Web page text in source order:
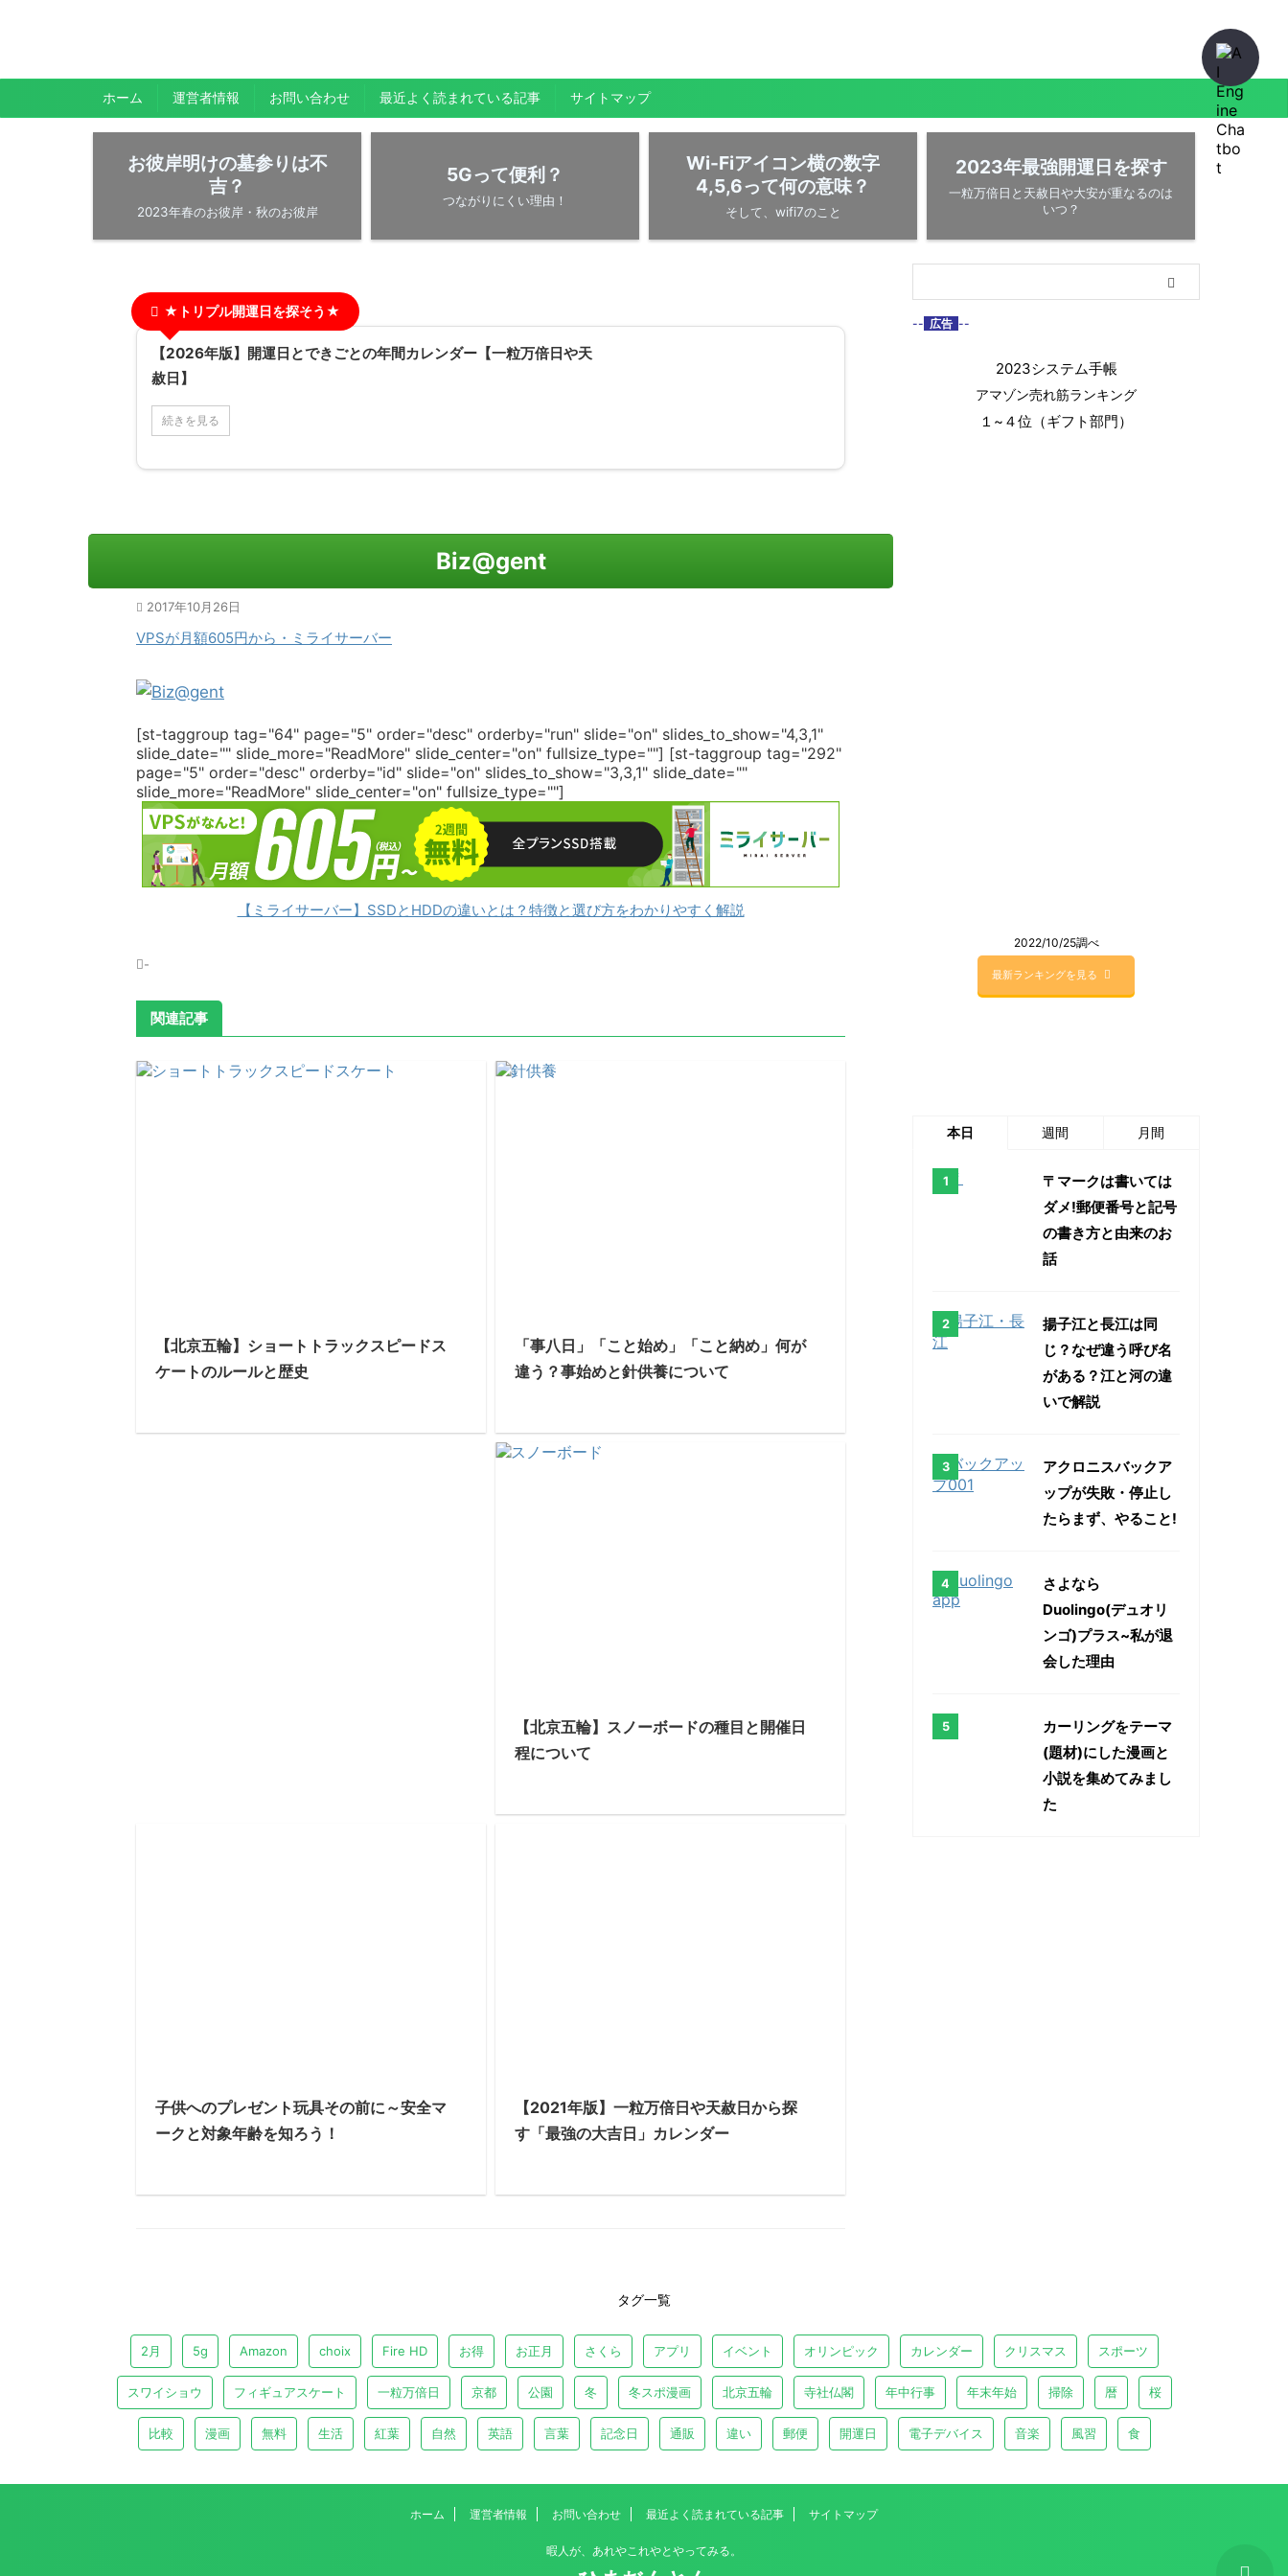
ホーム 運営者情報 お問い合わせ 最近よく読まれている記事 サイトマップ
お彼岸明けの墓参りは不
吉？
2023年春のお彼岸・秋のお彼岸
5Gって便利？
つながりにくい理由！
Wi-Fiアイコン横の数字
4,5,6って何の意味？
そして、wifi7のこと
2023年最強開運日を探す
一粒万倍日と天赦日や大安が重なるのは
いつ？
★トリプル開運日を探そう★
【2026年版】開運日とできごとの年間カレンダー【一粒万倍日や天
赦日】
続きを見る
Biz@gent
2017年10月26日
VPSが月額605円から・ミライサーバー
[st-taggroup tag="64" page="5" order="desc" orderby="run" slide="on" slides_to_show="4,3,1"
slide_date="" slide_more="ReadMore" slide_center="on" fullsize_type=""] [st-taggroup tag="292"
page="5" order="desc" orderby="id" slide="on" slides_to_show="3,3,1" slide_date=""
slide_more="ReadMore" slide_center="on" fullsize_type=""]
【ミライサーバー】SSDとHDDの違いとは？特徴と選び方をわかりやすく解説
-
関連記事
【北京五輪】ショートトラックスピードス
ケートのルールと歴史
「事八日」「こと始め」「こと納め」何が
違う？事始めと針供養について
【北京五輪】スノーボードの種目と開催日
程について
子供へのプレゼント玩具その前に～安全マ
ークと対象年齢を知ろう！
【2021年版】一粒万倍日や天赦日から探
す「最強の大吉日」カレンダー
-- 広告 --
2023システム手帳
アマゾン売れ筋ランキング
１~４位（ギフト部門）
2022/10/25調べ
最新ランキングを見る
本日 週間 月間
〒マークは書いては
ダメ!郵便番号と記号
の書き方と由来のお
話
揚子江と長江は同
じ？なぜ違う呼び名
がある？江と河の違
いで解説
アクロニスバックア
ップが失敗・停止し
たらまず、やること!
さよなら
Duolingo(デュオリ
ンゴ)プラス~私が退
会した理由
カーリングをテーマ
(題材)にした漫画と
小説を集めてみまし
た
タグ一覧
2月 5g Amazon choix Fire HD お得 お正月 さくら アプリ イベント オリンピック カレンダー クリスマス スポーツ
スワイショウ フィギュアスケート 一粒万倍日 京都 公園 冬 冬スポ漫画 北京五輪 寺社仏閣 年中行事 年末年始 掃除 暦 桜
比較 漫画 無料 生活 紅葉 自然 英語 言葉 記念日 通販 違い 郵便 開運日 電子デバイス 音楽 風習 食
ホーム 運営者情報 お問い合わせ 最近よく読まれている記事 サイトマップ
暇人が、あれやこれやとやってみる。